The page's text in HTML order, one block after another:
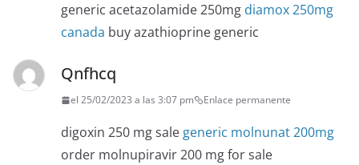
generic acetazolamide 250mg diamox 250mg
canada buy azathioprine generic
Qnfhcq
el 25/02/2023 a las 3:07 pm Enlace permanente
digoxin 250 mg sale generic molnunat 200mg
order molnupiravir 200 mg for sale